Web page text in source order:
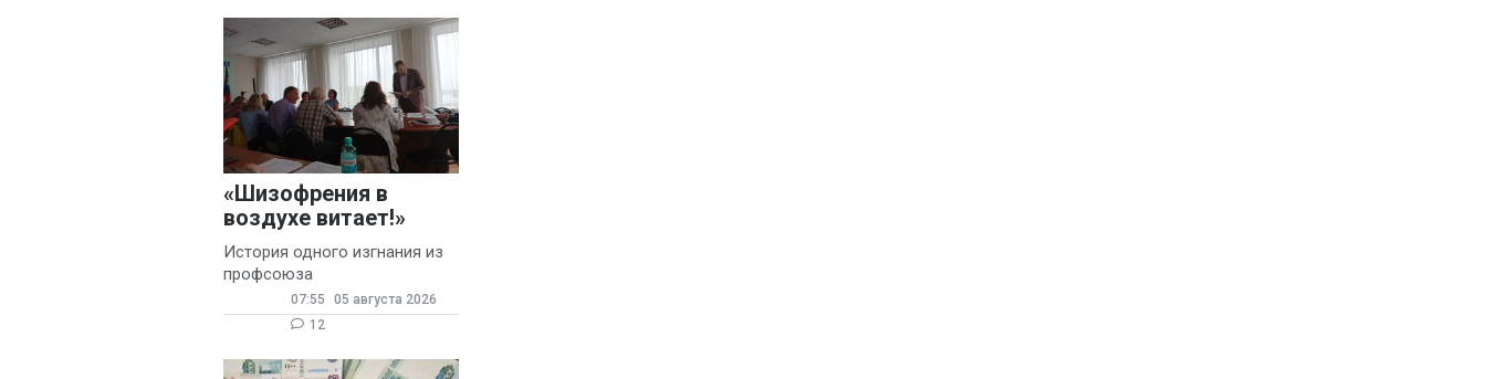
«Шизофрения в
воздухе витает!»
История одного изгнания из
профсоюза
07:55
05 августа 2026
12